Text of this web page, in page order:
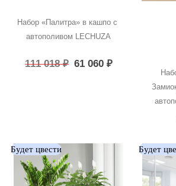
Набор «Палитра» в кашпо с
автополивом LECHUZA
111 018₽ Первоначальная
61 060 ₽Текущая
Будет цвести Будет